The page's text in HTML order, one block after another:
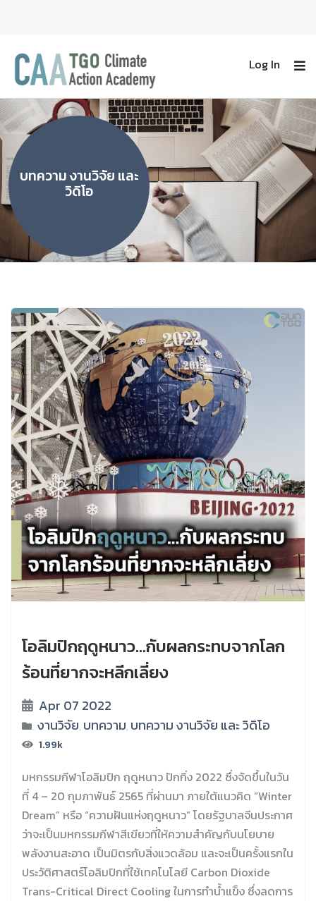
Log In
บทความ งานวิจัย และ
วิดิโอ
โอลิมปิกฤดูหนาว…กับผลกระทบจากโลก
ร้อนที่ยากจะหลีกเลี่ยง
Apr 07 2022
งานวิจัย, บทความ, บทความ งานวิจัย และ วิดิโอ
1.99k
มหกรรมกีฬาโอลิมปิก ฤดูหนาว ปักกิ่ง 2022 ซึ่งจัดขึ้นในวัน
ที่ 4 – 20 กุมภาพันธ์ 2565 ที่ผ่านมา ภายใต้แนวคิด “Winter
Dream” หรือ “ความฝันแห่งฤดูหนาว” โดยรัฐบาลจีนประกาศ
ว่าจะเป็นมหกรรมกีฬาสีเขียวที่ให้ความสำคัญกับนโยบาย
พลังงานสะอาด เป็นมิตรกับสิ่งแวดล้อม และจะเป็นครั้งแรกใน
ประวัติศาสตร์โอลิมปิกที่ใช้เทคโนโลยี Carbon Dioxide
Trans-Critical Direct Cooling ในการทำน้ำแข็ง ซึ่งลดการ